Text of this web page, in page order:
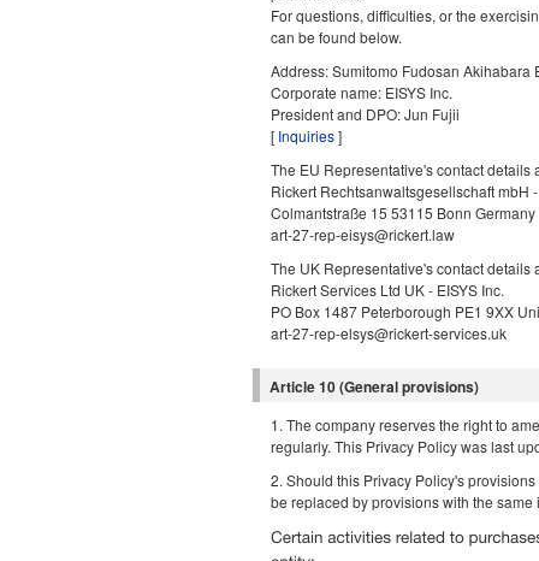
For questions, difficulties, or the
can be found below.
Address: Sumitomo Fudosan
Corporate name: EISYS Inc.
President and DPO: Jun Fujii
[ Inquiries]
The EU Representative's contact details
Rickert Rechtsanwaltsgesellschaft mbH
Colmantstraße 15 53115 Bonn Germany
art-27-rep-eisys@rickert.law
The UK Representative's contact details
Rickert Services Ltd UK - EISYS Inc.
PO Box 1487 Peterborough PE1 9XX
art-27-rep-elsys@rickert-services.uk
Article 10 (General provisions)
1. The company reserves the right to
regularly. This Privacy Policy was last
2. Should this Privacy Policy's
be replaced by provisions with the